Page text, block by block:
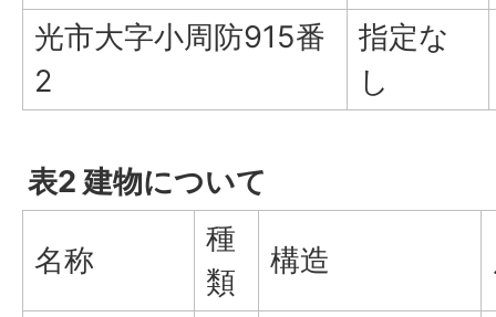
光市大字小周防915番
2
指定な
し
表2 建物について
名称
種
類
構造